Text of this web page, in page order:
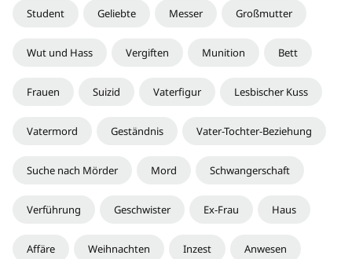
Student Geliebte Messer Großmutter
Wut und Hass Vergiften Munition Bett
Frauen Suizid Vaterfigur Lesbischer Kuss
Vatermord Geständnis Vater-Tochter-Beziehung
Suche nach Mörder Mord Schwangerschaft
Verführung Geschwister Ex-Frau Haus
Affäre Weihnachten Inzest Anwesen